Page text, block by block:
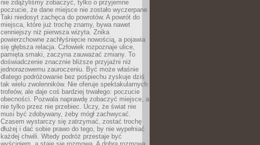
nie zdążyliśmy zobaczyć, tylko o przyjemne
poczucie, że dane miejsce nie zostało wyczerpane.
Taki niedosyt zachęca do powrotów. A powrót do
miejsca, które już trochę znamy, bywa nawet
cenniejszy niż pierwsza wizyta. Znika
powierzchowne zachłyśnięcie nowością, a pojawia
się głębsza relacja. Człowiek rozpoznaje ulice,
pamięta smaki, zaczyna zauważać zmiany. To
doświadczenie znacznie bliższe przyjaźni niż
jednorazowemu zauroczeniu. Być może właśnie
dlatego podróżowanie bez pośpiechu zyskuje dziś
tak wielu zwolenników. Nie oferuje spektakularnych
trofeów, ale daje coś bardziej trwałego: poczucie
obecności. Pozwala naprawdę zobaczyć miejsce, a
nie tylko przez nie przebiec. Uczy, że świat nie
musi być zdobywany, żeby mógł zachwycać.
Czasem wystarczy się zatrzymać, zostać trochę
dłużej i dać sobie prawo do tego, by nie wypełniać
każdej chwili. Wtedy podróż przestaje być